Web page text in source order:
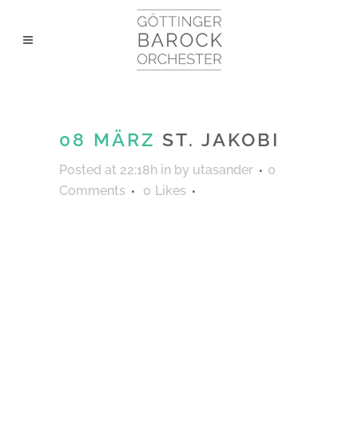
08 MÄRZ ST. JAKOBI
Posted at 22:18h in by utasander
0
Comments
0 Likes